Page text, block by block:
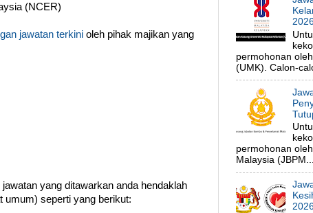
(NCER)
jawatan terkini oleh pihak majikan yang
yang ditawarkan anda hendaklah
umum) seperti yang berikut:
permohonan
(UMK). Calon-
permohonan
Malaysia (JBPM...